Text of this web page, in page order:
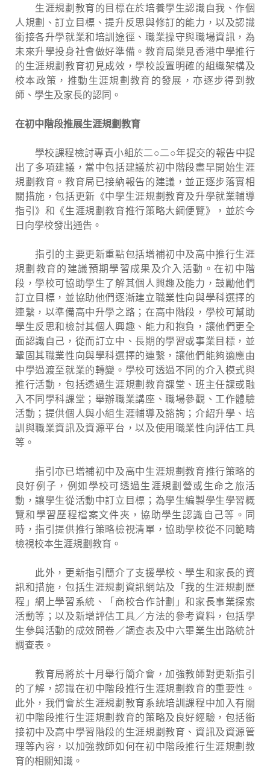
生涯規劃教育的目標在於培養學生認識自我、作個
人規劃、訂立目標、提升反思與修訂的能力，以及認識
銜接各升學就業和培訓途徑、職業操守與職場資訊，為
未來升學投身社會做好準備。教育局樂見香港中學推行
的生涯規劃教育初見成效，學校設置明確的組織架構及
校本政策，推動生涯規劃教育的發展，亦逐步得到教
師、學生及家長的認同。
在初中階段推展生涯規劃教育
學校課程檢討專責小組於二○二○年提交的報告中提
出了多項建議，當中包括建議於初中階段盡早開始生涯
規劃教育。教育局已接納報告的建議，並正逐步落實相
關措施，包括更新《中學生涯規劃教育及升學就業輔導
指引》和《生涯規劃教育推行策略大綱便覽》，並於今
日向學校發出通告。
指引的主要更新重點包括增補初中及高中推行生涯
規劃教育的建議預期學習成果及介入活動。在初中階
段，學校可協助學生了解其個人興趣及能力，鼓勵他們
訂立目標，並協助他們逐漸建立職業性向與學科選擇的
連繫，以準備高中升學之路；在高中階段，學校可幫助
學生反思和檢討其個人興趣、能力和抱負，讓他們更全
面認識自己，從而訂立中、長期的學習或事業目標，並
鞏固其職業性向與學科選擇的連繫，讓他們能夠適應由
中學過渡至就業的轉變。學校可透過不同的介入模式與
推行活動，包括透過生涯規劃教育課堂、班主任課或融
入不同學科課堂；舉辦職業講座、職場參觀、工作體驗
活動；提供個人與小組生涯輔導及諮詢；介紹升學、培
訓與職業資訊及資源平台，以及使用職業性向評估工具
等。
指引亦已增補初中及高中生涯規劃教育推行策略的
良好例子，例如學校可透過生涯規劃營或生命之旅活
動，讓學生從活動中訂立目標；為學生編製學生學習概
覽和學習歷程檔案文件夾，協助學生認識自己等。同
時，指引提供推行策略檢視清單，協助學校從不同範疇
檢視校本生涯規劃教育。
此外，更新指引簡介了支援學校、學生和家長的資
訊和措施，包括生涯規劃資訊網站及「我的生涯規劃歷
程」網上學習系統、「商校合作計劃」和家長事業探索
活動等；以及新增評估工具／方法的參考資料，包括學
生參與活動的成效問卷／調查表及中六畢業生出路統計
調查表。
教育局將於十月舉行簡介會，加強教師對更新指引
的了解，認識在初中階段推行生涯規劃教育的重要性。
此外，我們會於生涯規劃教育系統培訓課程中加入有關
初中階段推行生涯規劃教育的策略及良好經驗，包括銜
接初中及高中學習階段的生涯規劃教育、資訊及資源管
理等內容，以加強教師如何在初中階段推行生涯規劃教
育的相關知識。